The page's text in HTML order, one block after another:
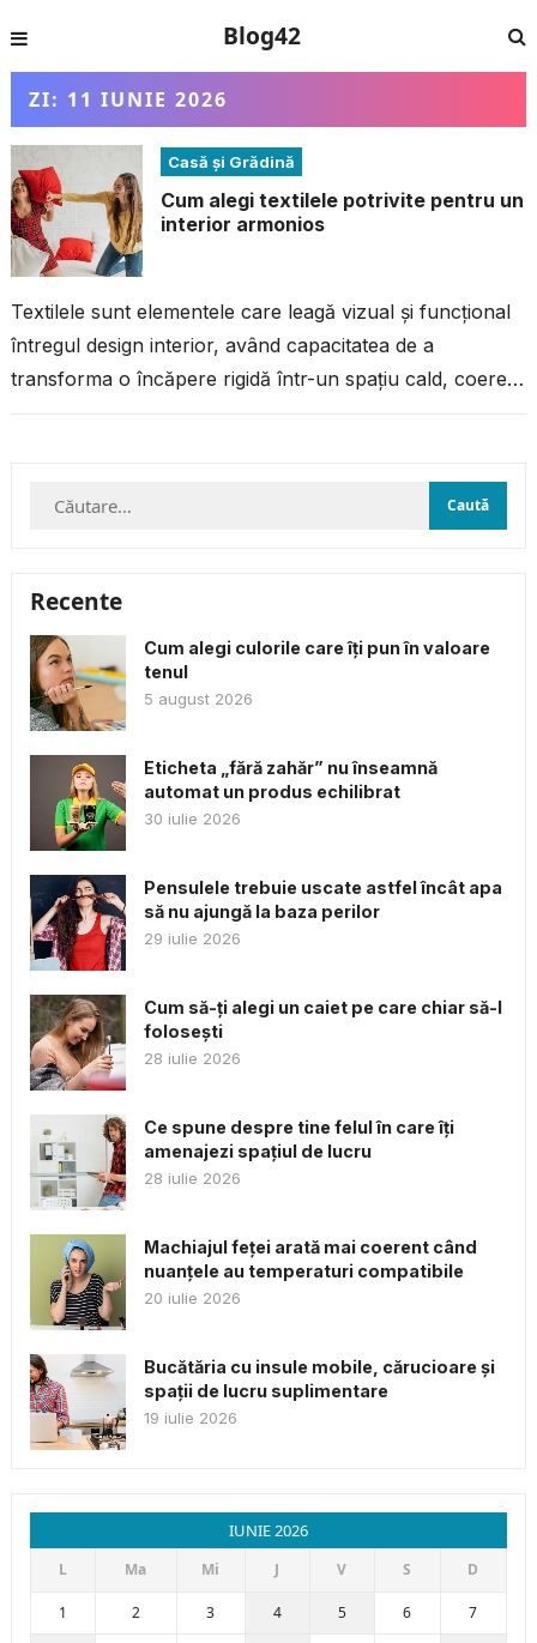
Blog42
ZI: 11 IUNIE 2026
Casă și Grădină
Cum alegi textilele potrivite pentru un
interior armonios
Textilele sunt elementele care leagă vizual și funcțional
întregul design interior, având capacitatea de a
transforma o încăpere rigidă într-un spațiu cald, coerent
Caută
Recente
Cum alegi culorile care îți pun în valoare
tenul
5 august 2026
Eticheta „fără zahăr” nu înseamnă
automat un produs echilibrat
30 iulie 2026
Pensulele trebuie uscate astfel încât apa
să nu ajungă la baza perilor
29 iulie 2026
Cum să-ți alegi un caiet pe care chiar să-l
folosești
28 iulie 2026
Ce spune despre tine felul în care îți
amenajezi spațiul de lucru
28 iulie 2026
Machiajul feței arată mai coerent când
nuanțele au temperaturi compatibile
20 iulie 2026
Bucătăria cu insule mobile, cărucioare și
spații de lucru suplimentare
19 iulie 2026
IUNIE 2026
L Ma Mi J V S D
1 2 3 4 5 6 7